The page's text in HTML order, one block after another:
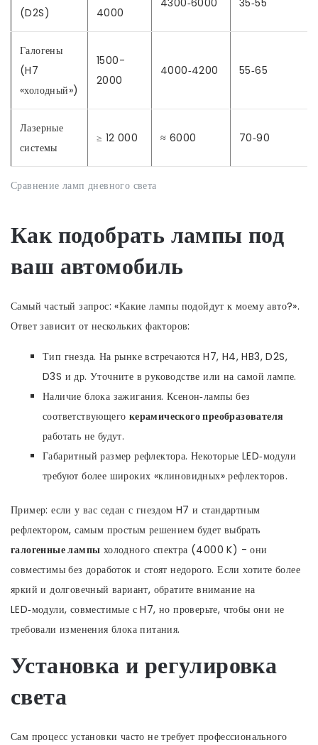
Сравнение ламп дневного света
(D2S)
4000
4300‑6000 35‑55
Галогены
(H7
«холодный»)
1500-
2000
4000‑4200 55‑65
Лазерные
системы
≥ 12 000 ≈ 6000 70‑90
Как подобрать лампы под
ваш автомобиль
Самый частый запрос: «Какие лампы подойдут к моему авто?».
Ответ зависит от нескольких факторов:
Тип гнезда. На рынке встречаются H7, H4, HB3, D2S,
D3S и др. Уточните в руководстве или на самой лампе.
Наличие блока зажигания. Ксенон‑лампы без
соответствующего керамического преобразователя
работать не будут.
Габаритный размер рефлектора. Некоторые LED‑модули
требуют более широких «клиновидных» рефлекторов.
Пример: если у вас седан с гнездом H7 и стандартным
рефлектором, самым простым решением будет выбрать
галогенные лампы холодного спектра (4000 K) - они
совместимы без доработок и стоят недорого. Если хотите более
яркий и долговечный вариант, обратите внимание на
LED‑модули, совместимые с H7, но проверьте, чтобы они не
требовали изменения блока питания.
Установка и регулировка
света
Сам процесс установки часто не требует профессионального